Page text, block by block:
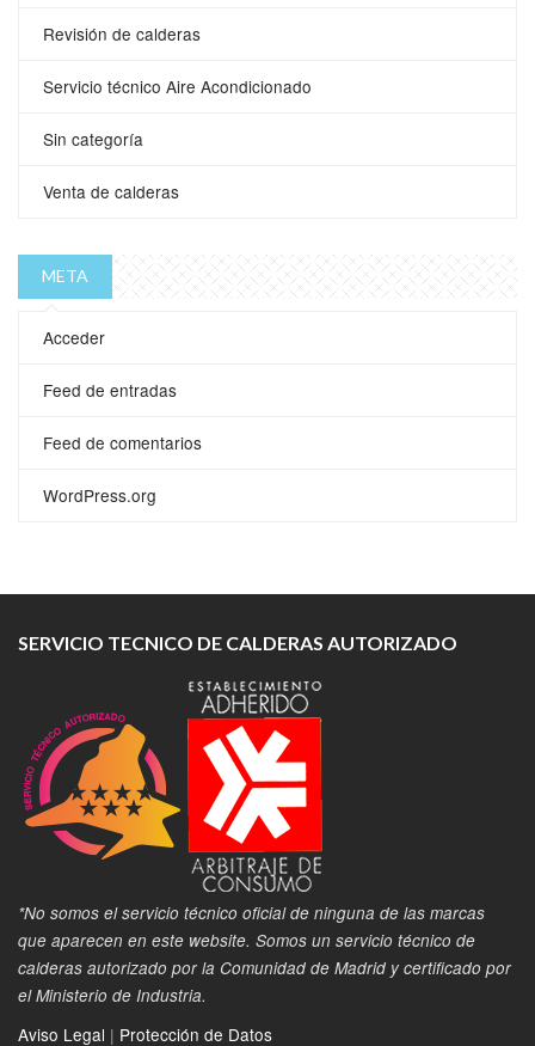
Revisión de calderas
Servicio técnico Aire Acondicionado
Sin categoría
Venta de calderas
META
Acceder
Feed de entradas
Feed de comentarios
WordPress.org
SERVICIO TECNICO DE CALDERAS AUTORIZADO
*No somos el servicio técnico oficial de ninguna de las marcas
que aparecen en este website. Somos un servicio técnico de
calderas autorizado por la Comunidad de Madrid y certificado por
el Ministerio de Industria.
Aviso Legal | Protección de Datos